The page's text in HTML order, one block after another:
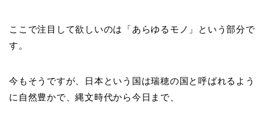
ここで注目して欲しいのは「あらゆるモノ」という部分で
す。
今もそうですが、日本という国は瑞穂の国と呼ばれるよう
に自然豊かで、縄文時代から今日まで、